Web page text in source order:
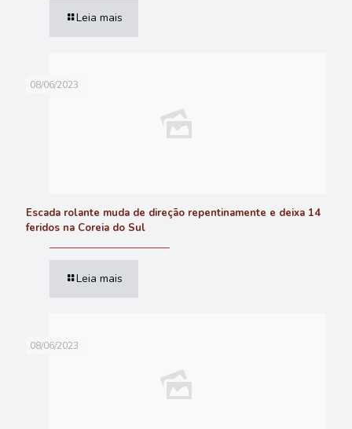
Leia mais
08/06/2023
Escada rolante muda de direção repentinamente e deixa 14
feridos na Coreia do Sul
Leia mais
08/06/2023